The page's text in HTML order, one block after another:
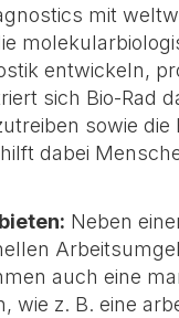
mit
entwickeln,
sich Bio-Rad
sowie
dabei
Neben
auch eine
wie z. B. eine